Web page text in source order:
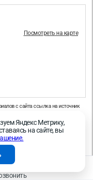
Посмотреть на карте
с сайта ссылка на источник
использование сайтом cookies и
сайта, проведения
сервиса и предоставления
предпочтений и интересов.
технологии —
Яндекс Метрику,
на сайте, вы